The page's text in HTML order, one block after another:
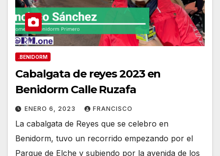
.BENIDORM
Cabalgata de reyes 2023 en
Benidorm Calle Ruzafa
ENERO 6, 2023 FRANCISCO
La cabalgata de Reyes que se celebro en
Benidorm, tuvo un recorrido empezando por el
Parque de Elche y subiendo por la avenida de los